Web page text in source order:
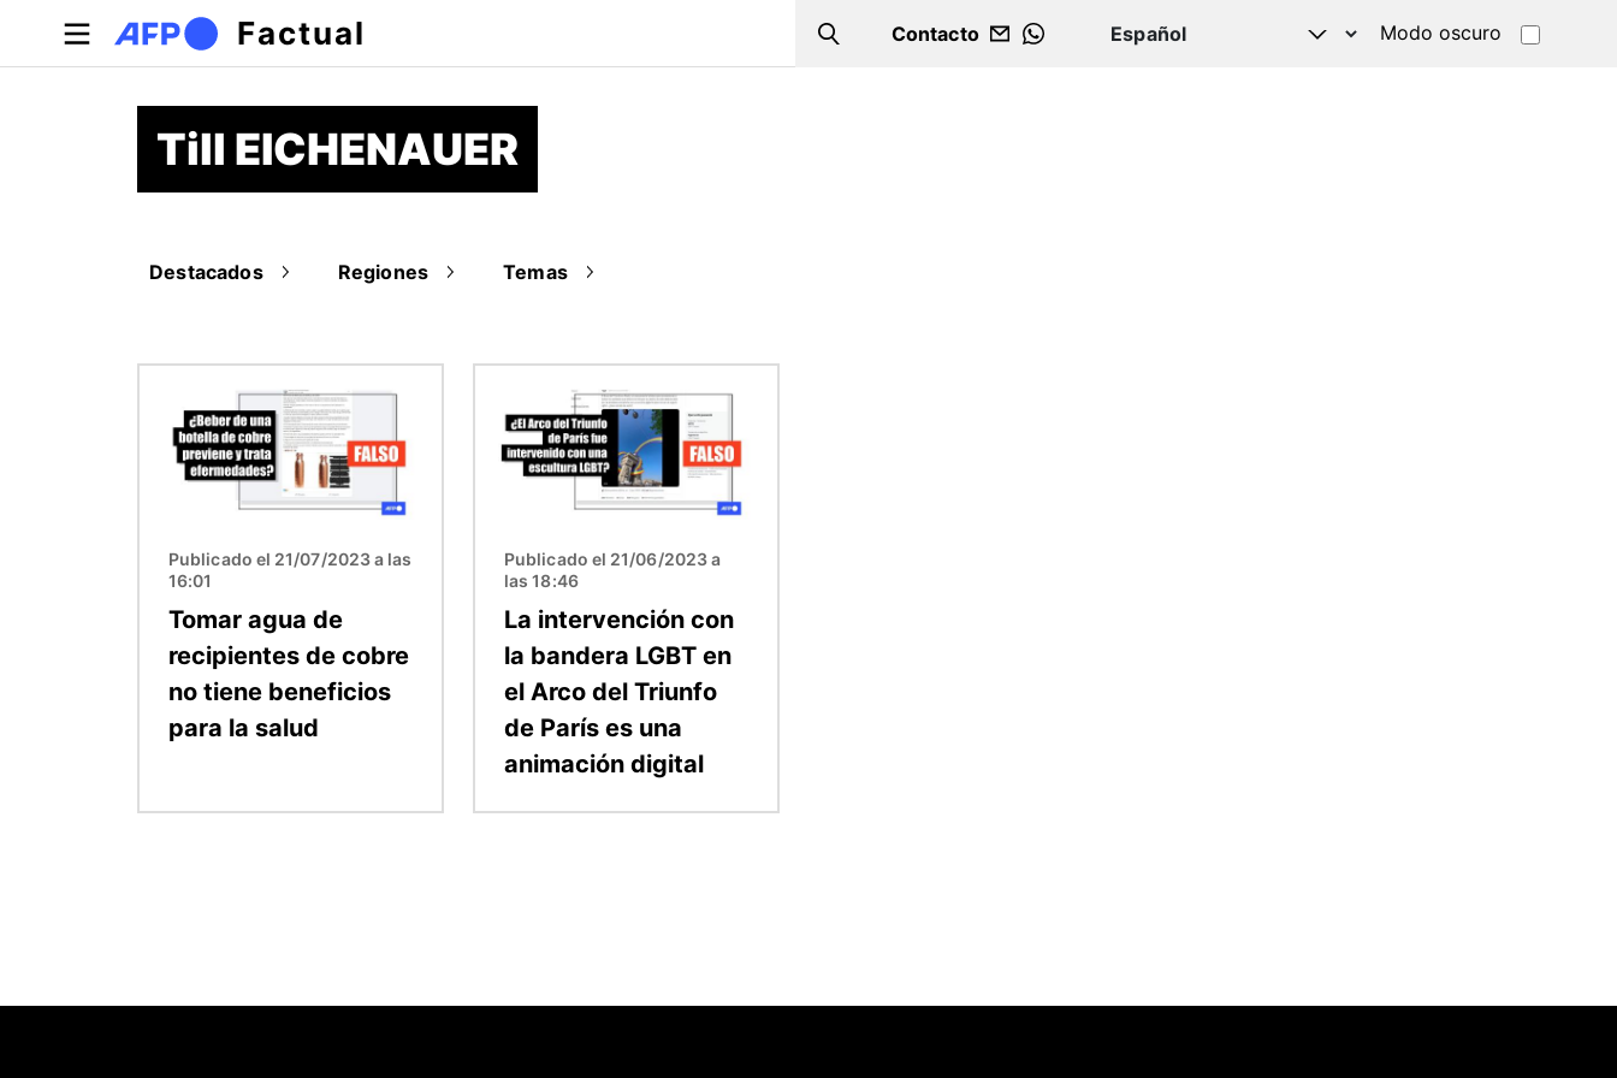
Pasar al contenido principal
Factual Search
Contacto
WHATSAPP
Modo oscuro
Till EICHENAUER
Destacados Regiones Temas
Publicado el 21/07/2023 a las
16:01
Tomar agua de
recipientes de cobre
no tiene beneficios
para la salud
Publicado el 21/06/2023 a
las 18:46
La intervención con
la bandera LGBT en
el Arco del Triunfo
de París es una
animación digital